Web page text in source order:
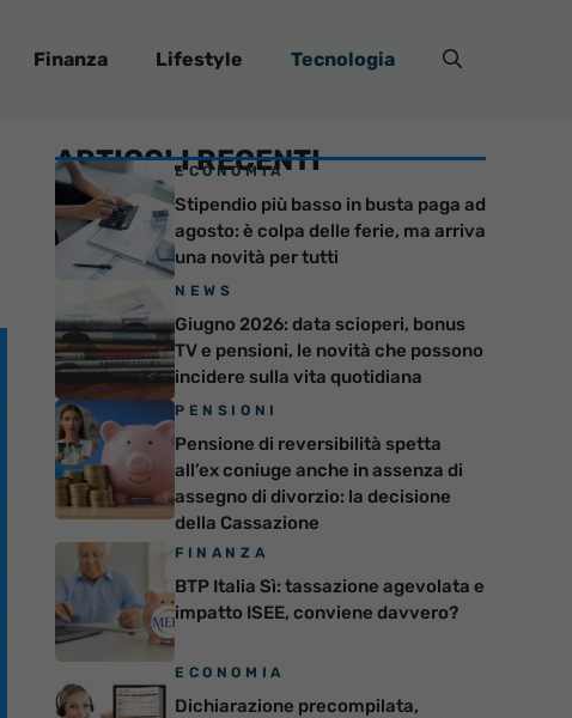
Finanza Lifestyle Tecnologia
ARTICOLI RECENTI
ECONOMIA
Stipendio più basso in busta paga ad
agosto: è colpa delle ferie, ma arriva
una novità per tutti
NEWS
Giugno 2026: data scioperi, bonus
TV e pensioni, le novità che possono
incidere sulla vita quotidiana
PENSIONI
Pensione di reversibilità spetta
all’ex coniuge anche in assenza di
assegno di divorzio: la decisione
della Cassazione
FINANZA
BTP Italia Sì: tassazione agevolata e
impatto ISEE, conviene davvero?
ECONOMIA
Dichiarazione precompilata,